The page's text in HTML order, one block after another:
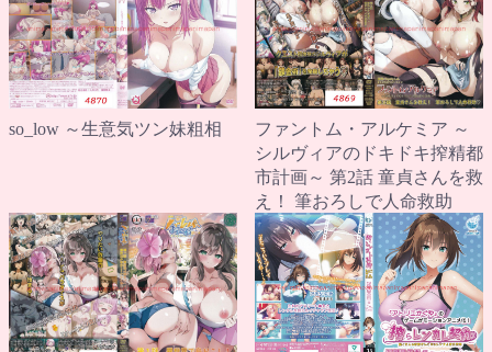
so_low ～生意気ツン妹粗相
ファントム・アルケミア ～
シルヴィアのドキドキ搾精都
市計画～ 第2話 童貞さんを救
え！ 筆おろしで人命救助